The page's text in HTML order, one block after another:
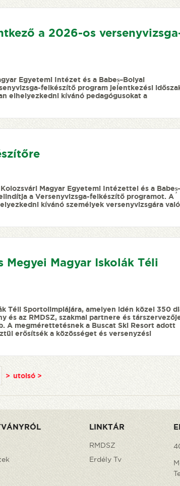
a 2026-os
Egyetemi Intézet és a Babeș–Bolyai
felkészítő program jelentkezési
elhelyezkedni kívánó pedagógusokat a
Magyar Egyetemi Intézettel és a Babeș-
a Versenyvizsga-felkészítő programot. A
kívánó személyek versenyvizsgára való
Magyar Iskolák Téli
Téli Sportolimpiájára, amelyen idén közel 350
és az RMDSZ, szakmai partnere és
A megmérettetésnek a Buscat Ski Resort adott
erősítsék a közösséget és versenyzési
> utolsó >
LINKTÁR
RMDSZ
Erdély Tv